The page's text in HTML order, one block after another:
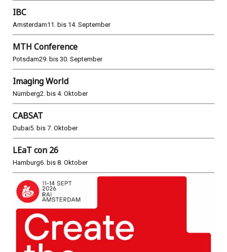
IBC
Amsterdam11. bis 14. September
MTH Conference
Potsdam29. bis 30. September
Imaging World
Nürnberg2. bis 4. Oktober
CABSAT
Dubai5. bis 7. Oktober
LEaT con 26
Hamburg6. bis 8. Oktober